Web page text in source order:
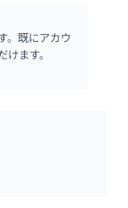
。既にアカウ
ます。